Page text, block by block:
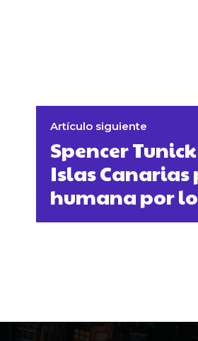
Artículo siguiente
Spencer
Islas
humana por